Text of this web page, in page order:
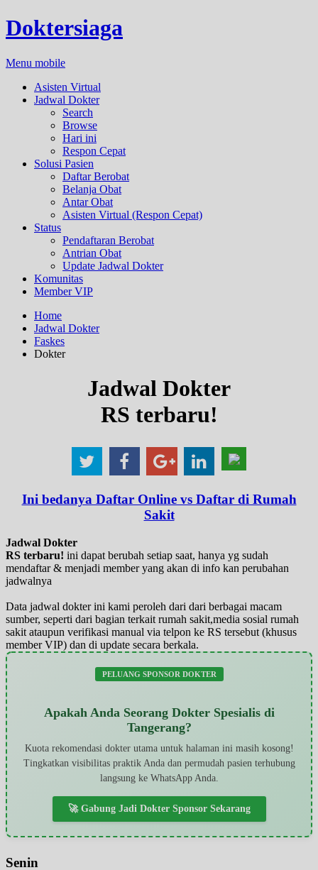
Doktersiaga
Menu mobile
Asisten Virtual
Jadwal Dokter
Search
Browse
Hari ini
Respon Cepat
Solusi Pasien
Daftar Berobat
Belanja Obat
Antar Obat
Asisten Virtual (Respon Cepat)
Status
Pendaftaran Berobat
Antrian Obat
Update Jadwal Dokter
Komunitas
Member VIP
Home
Jadwal Dokter
Faskes
Dokter
Jadwal Dokter
RS terbaru!
Ini bedanya Daftar Online vs Daftar di Rumah
Sakit
Jadwal Dokter
RS terbaru! ini dapat berubah setiap saat, hanya yg sudah
mendaftar & menjadi member yang akan di info kan perubahan
jadwalnya
Data jadwal dokter ini kami peroleh dari dari berbagai macam
sumber, seperti dari bagian terkait rumah sakit,media sosial rumah
sakit ataupun verifikasi manual via telpon ke RS tersebut (khusus
member VIP) dan di update secara berkala.
PELUANG SPONSOR DOKTER
Apakah Anda Seorang Dokter Spesialis di
Tangerang?
Kuota rekomendasi dokter utama untuk halaman ini masih kosong!
Tingkatkan visibilitas praktik Anda dan permudah pasien terhubung
langsung ke WhatsApp Anda.
🚀 Gabung Jadi Dokter Sponsor Sekarang
Senin